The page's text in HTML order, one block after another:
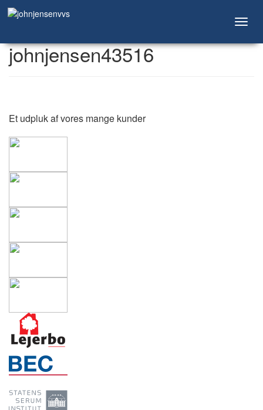
johnjensen43516
Et udpluk af vores mange kunder